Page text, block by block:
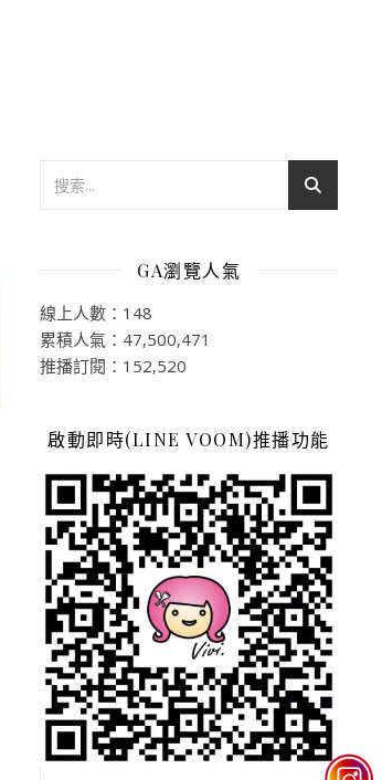
GA瀏覽人氣
線上人數：148
累積人氣：47,500,471
推播訂閱：152,520
啟動即時(LINE VOOM)推播功能